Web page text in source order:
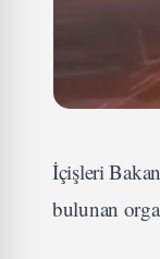
İçişleri
bulunan